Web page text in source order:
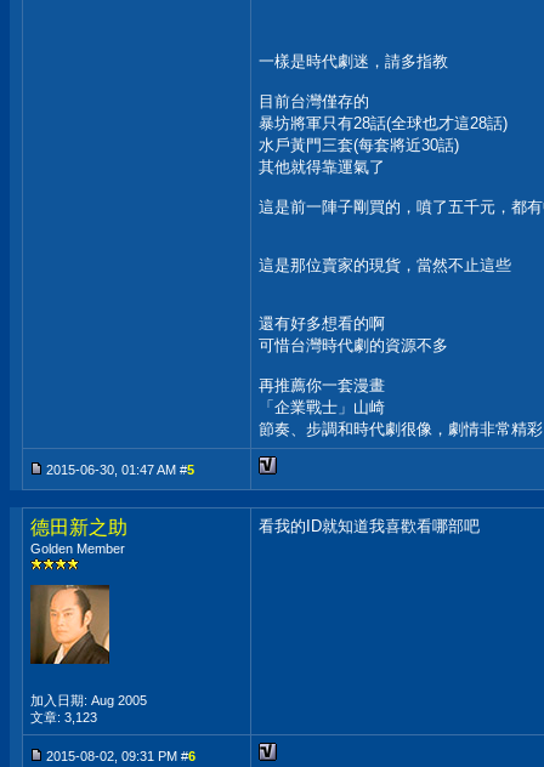
一樣是時代劇迷，請多指教
目前台灣僅存的
暴坊將軍只有28話(全球也才這28話)
水戶黃門三套(每套將近30話)
其他就得靠運氣了
這是前一陣子剛買的，噴了五千元，都
這是那位賣家的現貨，當然不止這些
還有好多想看的啊
可惜台灣時代劇的資源不多
再推薦你一套漫畫
「企業戰士」山崎
節奏、步調和時代劇很像，劇情非常精彩
2015-06-30, 01:47 AM #5
德田新之助
Golden Member
加入日期: Aug 2005
文章: 3,123
看我的ID就知道我喜歡看哪部吧
2015-08-02, 09:31 PM #6